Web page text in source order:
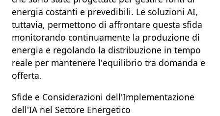
energia costanti e prevedibili. Le soluzioni AI,
tuttavia, permettono di affrontare questa sfida
monitorando continuamente la produzione di
energia e regolando la distribuzione in tempo
reale per mantenere l'equilibrio tra domanda e
offerta.
Sfide e Considerazioni dell'Implementazione
dell'IA nel Settore Energetico